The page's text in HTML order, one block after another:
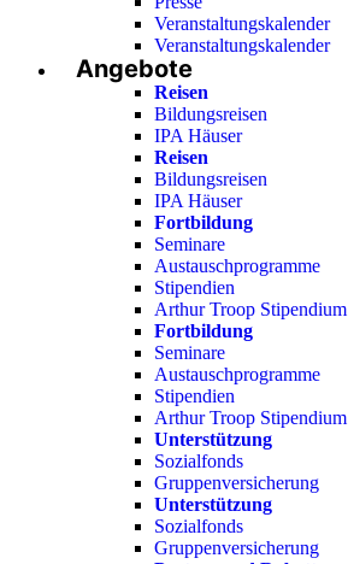
Veranstaltungskalender
Veranstaltungskalender
Angebote
Reisen
Bildungsreisen
IPA Häuser
Reisen
Bildungsreisen
IPA Häuser
Fortbildung
Seminare
Austauschprogramme
Stipendien
Arthur Troop Stipendium
Fortbildung
Seminare
Austauschprogramme
Stipendien
Arthur Troop Stipendium
Unterstützung
Sozialfonds
Gruppenversicherung
Unterstützung
Sozialfonds
Gruppenversicherung